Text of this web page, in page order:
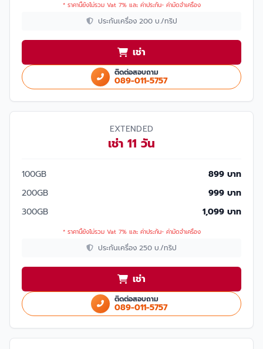
* ราคานี้ยังไม่รวม Vat 7% และ ค่าประกัน- ค่ามัดจำเครื่อง
ประกันเครื่อง 200 บ./ทริป
เช่า
ติดต่อสอบถาม
089-011-5757
EXTENDED
เช่า 11 วัน
100GB
899 บาท
200GB
999 บาท
300GB
1,099 บาท
* ราคานี้ยังไม่รวม Vat 7% และ ค่าประกัน- ค่ามัดจำเครื่อง
ประกันเครื่อง 250 บ./ทริป
เช่า
ติดต่อสอบถาม
089-011-5757